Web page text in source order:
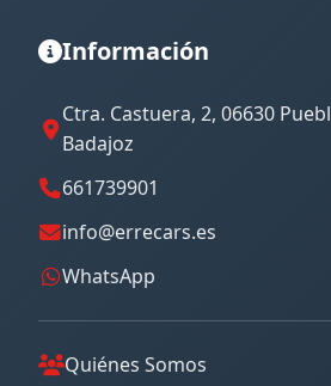
Información
Ctra. Castuera, 2, 06630
Badajoz
661739901
info@errecars.es
WhatsApp
Quiénes Somos